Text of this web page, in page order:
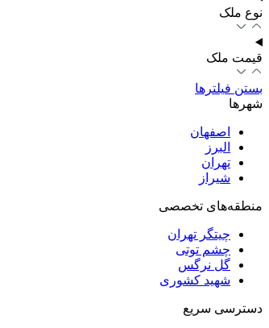
نوع ملک
قیمت ملک
بستن فیلترها
شهرها
اصفهان
البرز
تهران
شیراز
منطقه‌های تخصصی
چیتگر تهران
چشم توتی
گل نرگس
شهید کشوری
دسترسی سریع